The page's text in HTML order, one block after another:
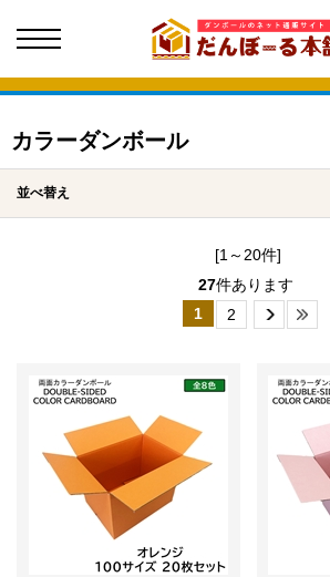
カラーダンボール
並べ替え
[1～20件]
27件あります
1
2